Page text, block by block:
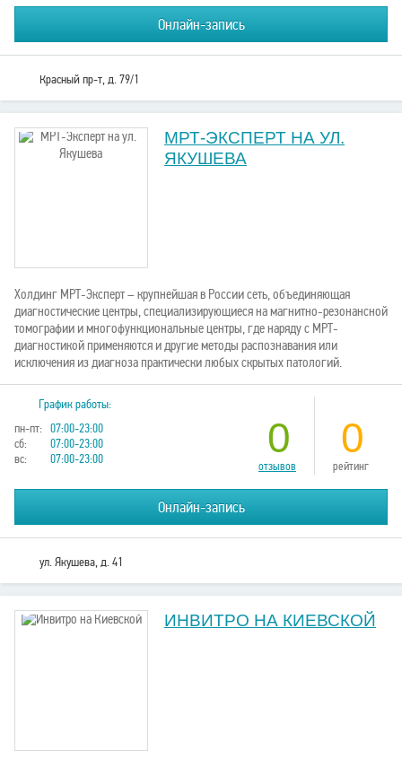
Онлайн-запись
Красный пр-т, д. 79/1
МРТ-ЭКСПЕРТ НА УЛ.
ЯКУШЕВА
Холдинг МРТ-Эксперт – крупнейшая в России сеть, объединяющая
диагностические центры, специализирующиеся на магнитно-резонансной
томографии и многофункциональные центры, где наряду с МРТ-
диагностикой применяются и другие методы распознавания или
исключения из диагноза практически любых скрытых патологий.
График работы:
пн-пт: 07:00-23:00
сб:
07:00-23:00
вс:
07:00-23:00 0
отзывов
0
рейтинг
Онлайн-запись
ул. Якушева, д. 41
ИНВИТРО НА КИЕВСКОЙ